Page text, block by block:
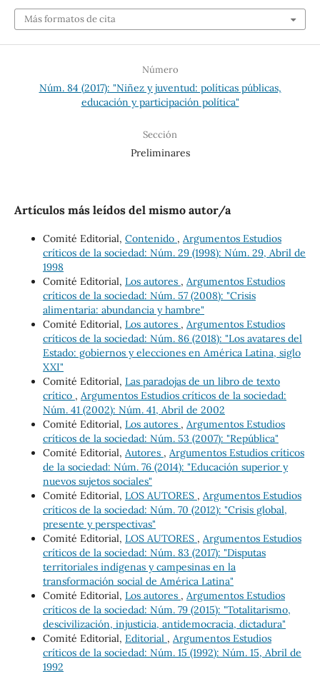
Más formatos de cita
Número
Núm. 84 (2017): "Niñez y juventud: políticas públicas,
educación y participación política"
Sección
Preliminares
Artículos más leídos del mismo autor/a
Comité Editorial, Contenido , Argumentos Estudios
críticos de la sociedad: Núm. 29 (1998): Núm. 29, Abril de
1998
Comité Editorial, Los autores , Argumentos Estudios
críticos de la sociedad: Núm. 57 (2008): "Crisis
alimentaria: abundancia y hambre"
Comité Editorial, Los autores , Argumentos Estudios
críticos de la sociedad: Núm. 86 (2018): "Los avatares del
Estado: gobiernos y elecciones en América Latina, siglo
XXI"
Comité Editorial, Las paradojas de un libro de texto
crítico , Argumentos Estudios críticos de la sociedad:
Núm. 41 (2002): Núm. 41, Abril de 2002
Comité Editorial, Los autores , Argumentos Estudios
críticos de la sociedad: Núm. 53 (2007): "República"
Comité Editorial, Autores , Argumentos Estudios críticos
de la sociedad: Núm. 76 (2014): "Educación superior y
nuevos sujetos sociales"
Comité Editorial, LOS AUTORES , Argumentos Estudios
críticos de la sociedad: Núm. 70 (2012): "Crisis global,
presente y perspectivas"
Comité Editorial, LOS AUTORES , Argumentos Estudios
críticos de la sociedad: Núm. 83 (2017): "Disputas
territoriales indígenas y campesinas en la
transformación social de América Latina"
Comité Editorial, Los autores , Argumentos Estudios
críticos de la sociedad: Núm. 79 (2015): "Totalitarismo,
descivilización, injusticia, antidemocracia, dictadura"
Comité Editorial, Editorial , Argumentos Estudios
críticos de la sociedad: Núm. 15 (1992): Núm. 15, Abril de
1992